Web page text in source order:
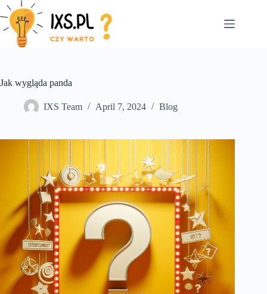
Skip
to
content
Jak wygląda panda
IXS Team April 7, 2024 Blog